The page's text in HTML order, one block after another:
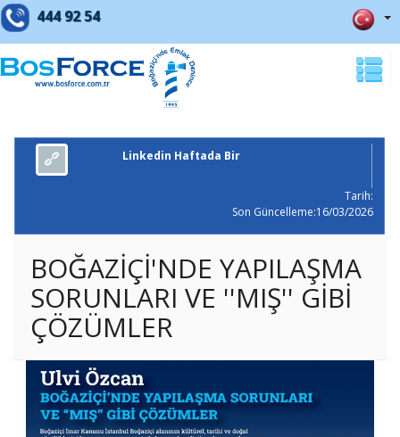
444 92 54
Linkedin Haftada Bir
Tarih:
Son Güncelleme:16/03/2026
BOĞAZİÇİ'NDE YAPILAŞMA
SORUNLARI VE ''MIŞ'' GİBİ
ÇÖZÜMLER